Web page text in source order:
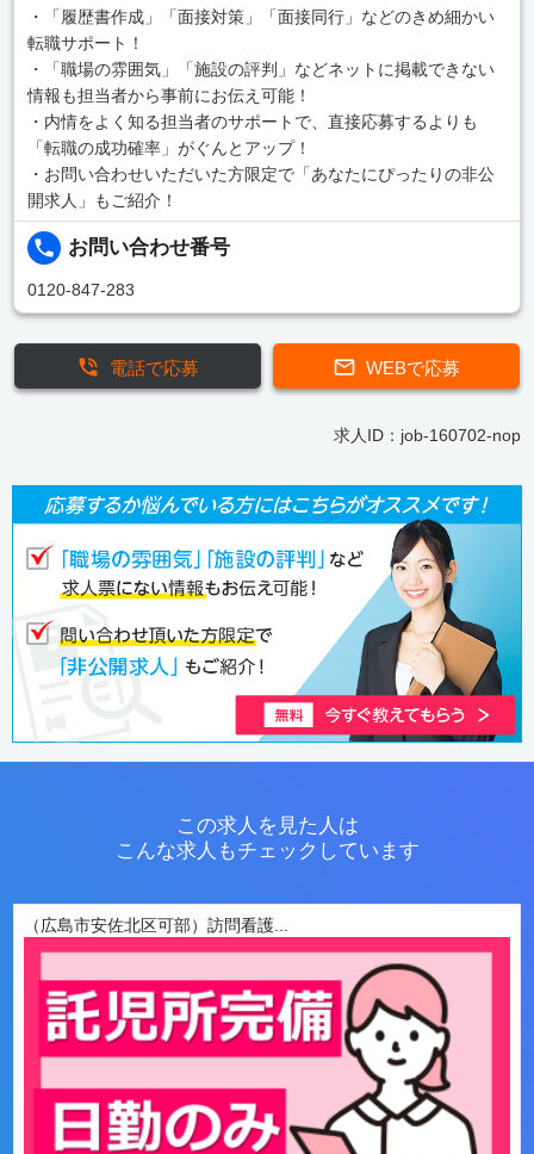
・「履歴書作成」「面接対策」「面接同行」などのきめ細かい
転職サポート！
・「職場の雰囲気」「施設の評判」などネットに掲載できない
情報も担当者から事前にお伝え可能！
・内情をよく知る担当者のサポートで、直接応募するよりも
「転職の成功確率」がぐんとアップ！
・お問い合わせいただいた方限定で「あなたにぴったりの非公
開求人」もご紹介！
お問い合わせ番号
0120-847-283
WEBで応募
電話で応募
求人ID：job-160702-nop
この求人を見た人は
こんな求人もチェックしています
（広島市安佐北区可部）訪問看護...